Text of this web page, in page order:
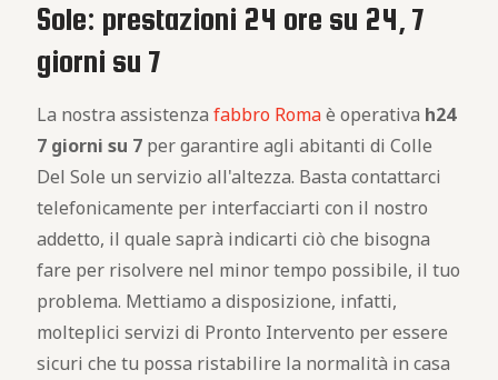
Sole: prestazioni 24 ore su 24, 7
giorni su 7
La nostra assistenza fabbro Romaè operativa h24
7 giorni su 7 per garantire agli abitanti di Colle
Del Sole un servizio all'altezza. Basta contattarci
telefonicamente per interfacciarti con il nostro
addetto, il quale saprà indicarti ciò che bisogna
fare per risolvere nel minor tempo possibile, il tuo
problema. Mettiamo a disposizione, infatti,
molteplici servizi di Pronto Intervento per essere
sicuri che tu possa ristabilire la normalità in casa